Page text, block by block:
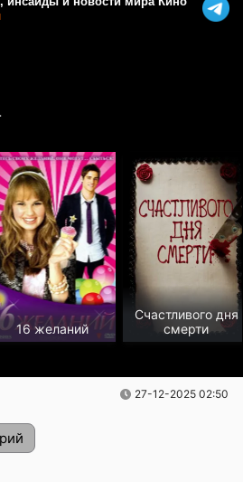
16 желаний
Счастливого дня
смерти
27-12-2025 02:50